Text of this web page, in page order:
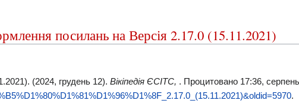
посилань на Версія 2.17.0 (15.11.2021)
(2024, грудень 12). Вікіпедія ЄСІТС, . Процитовано 17:36,
.